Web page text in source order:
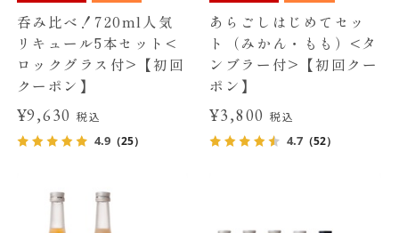
呑み比べ！720ml人気
リキュール5本セット<
ロックグラス付>【初回
クーポン】
¥9,630税込
4.9（25）
あらごしはじめてセッ
ト（みかん・もも）<タ
ンブラー付>【初回クー
ポン】
¥3,800 税込
4.7 （52）